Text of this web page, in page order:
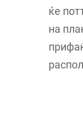
ќе
на